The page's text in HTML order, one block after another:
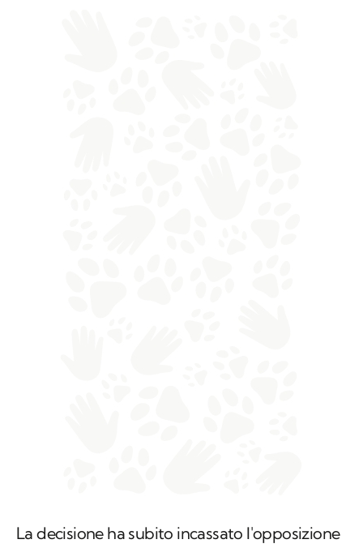
La decisione ha subito incassato l'opposizione